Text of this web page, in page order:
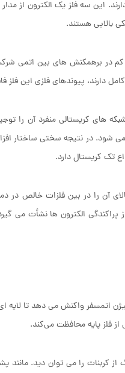
بالایی هستند.
های کریستالی منفرد آن را
شود. در نتیجه سختی ساختار
تک کریستال دارد.
آن را در بین فلزات خالص
از پراکندگی الکترون ‌ها نشأت
اتمسفر واکنش می‌ دهد تا لایه
فلز پایه محافظت می‌کند.
کربنات را می توان دید.